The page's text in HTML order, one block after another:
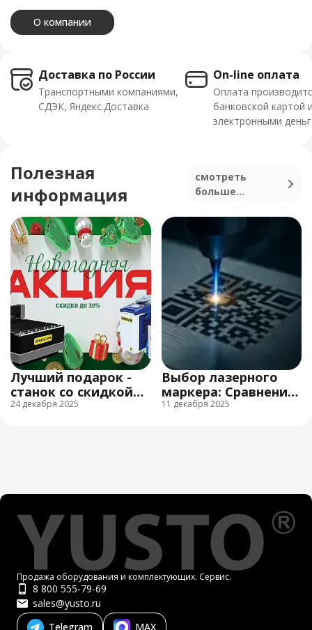
О компании
Доставка по России
Транспортными компаниями,
СДЭК, Яндекс.Доставка
On-line оплата
Оплата
банковской картой
электронными
Полезная
информация
смотреть
больше...
Лучший подарок -
станок со скидкой
под Новый Год!
24 декабря 2025
Выбор лазерного
маркера: Сравнение
MOPA, Q-Switch, UV и
11 декабря 2025
Продажа оборудования и комплектующих. Сервис.
8 800 555-79-69
sales@yusto.ru
Telegram
MAX